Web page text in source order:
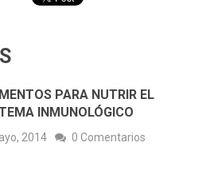
PARA NUTRIR EL
INMUNOLÓGICO
2014 0 Comentarios